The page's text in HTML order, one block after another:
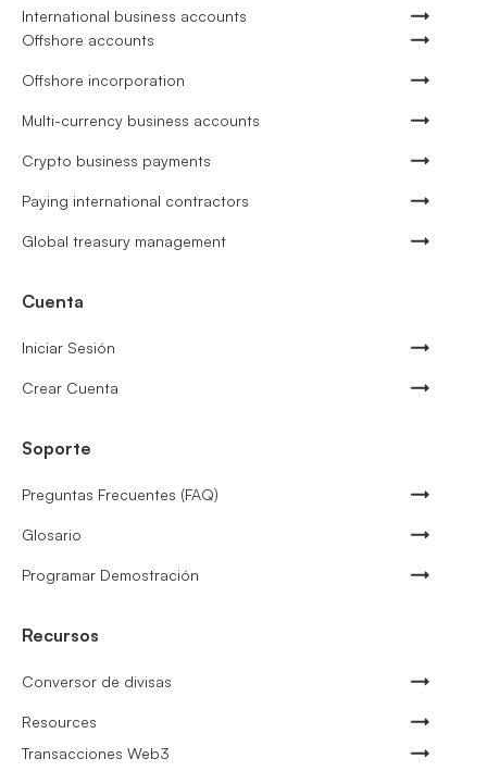
International business accounts
Offshore accounts
Offshore incorporation
Multi-currency business accounts
Crypto business payments
Paying international contractors
Global treasury management
Cuenta
Iniciar Sesión
Crear Cuenta
Soporte
Preguntas Frecuentes (FAQ)
Glosario
Programar Demostración
Recursos
Conversor de divisas
Resources
Transacciones Web3